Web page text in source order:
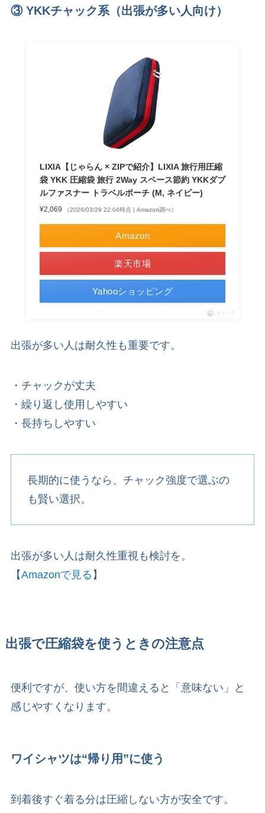
③ YKKチャック系（出張が多い人向け）
LIXIA【じゃらん × ZIPで紹介】LIXIA 旅行用圧縮
袋 YKK 圧縮袋 旅行 2Way スペース節約 YKKダブ
ルファスナー トラベルポーチ (M, ネイビー)
¥2,069 （2026/03/29 22:04時点 | Amazon調べ）
Amazon
楽天市場
Yahooショッピング
ポチップ
出張が多い人は耐久性も重要です。
・チャックが丈夫
・繰り返し使用しやすい
・長持ちしやすい
長期的に使うなら、チャック強度で選ぶの
も賢い選択。
出張が多い人は耐久性重視も検討を。
【Amazonで見る 】
出張で圧縮袋を使うときの注意点
便利ですが、使い方を間違えると「意味ない」と
感じやすくなります。
ワイシャツは“帰り用”に使う
到着後すぐ着る分は圧縮しない方が安全です。